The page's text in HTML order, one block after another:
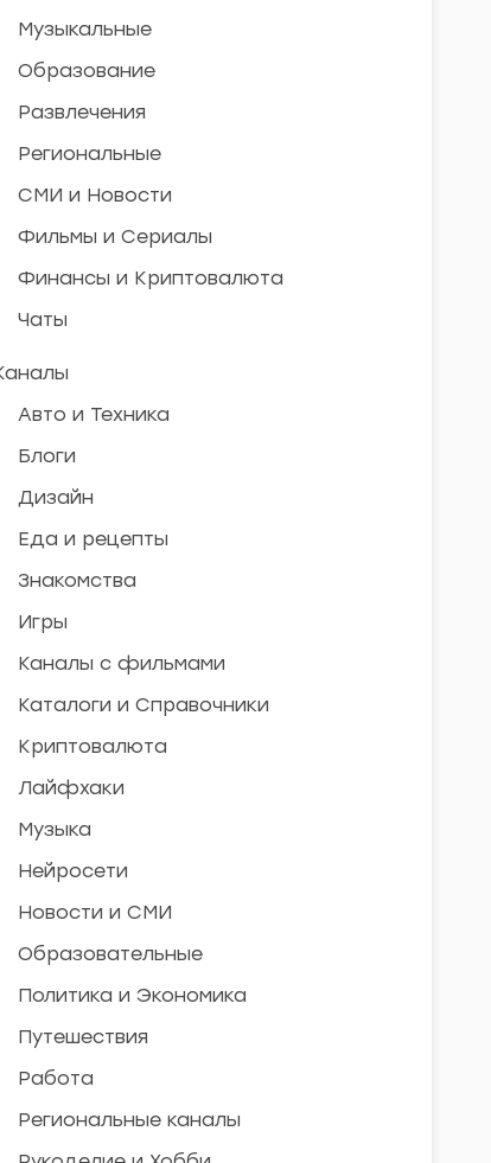
Музыкальные
Образование
Развлечения
Региональные
СМИ и Новости
Фильмы и Сериалы
Финансы и Криптовалюта
Чаты
Авто и Техника
Блоги
Дизайн
Еда и рецепты
Знакомства
Игры
Каналы с фильмами
Каталоги и Справочники
Криптовалюта
Лайфхаки
Музыка
Нейросети
Новости и СМИ
Образовательные
Политика и Экономика
Путешествия
Работа
Региональные каналы